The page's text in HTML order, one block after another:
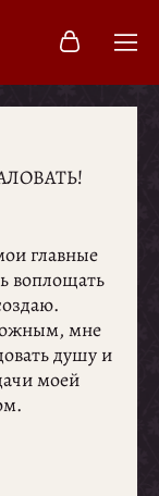
главные
воплощать
мне
душу и
моей